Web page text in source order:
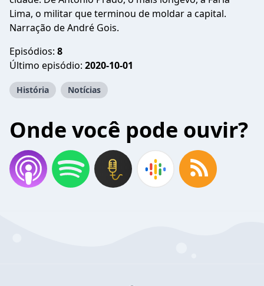
Lima, o militar que terminou de moldar a capital.
Narração de André Gois.
Episódios: 8
Último episódio: 2020-10-01
História Notícias
Onde você pode ouvir?